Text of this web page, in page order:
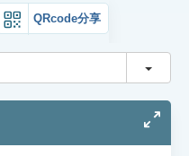
QRcode分享
切換